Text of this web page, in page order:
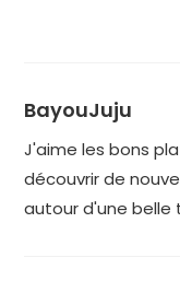
BayouJuju
J'aime les bons
découvrir de
autour d'une belle